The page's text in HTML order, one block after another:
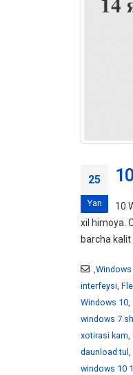
25
Yan 10
xil himoya.
barcha
interfeysi,
Windows 10,
windows 7
xotirasi kam,
daunload tul ,
windows 10